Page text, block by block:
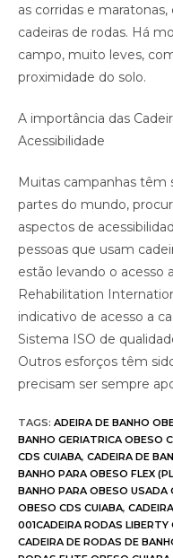
as corridas e
cadeiras de rodas. Há
campo, muito leves,
proximidade do solo.
A importância das
Acessibilidade
Muitas campanhas têm
partes do mundo,
aspectos de
pessoas que usam
estão levando o acesso
Rehabilitation
indicativo de acesso a
Sistema ISO de
Outros esforços têm
precisam ser sempre
TAGS: ADEIRA DE BANHO
BANHO GERIATRICA OBESO
CDS CUIABA, CADEIRA DE
BANHO PARA OBESO FLEX
BANHO PARA OBESO USADA
OBESO CDS CUIABA,
001CADEIRA RODAS
CADEIRA DE RODAS DE